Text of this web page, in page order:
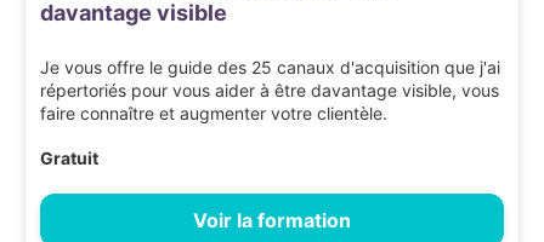
davantage visible
Je vous offre le guide des 25 canaux d'acquisition que j'ai
répertoriés pour vous aider à être davantage visible, vous
faire connaître et augmenter votre clientèle.
Gratuit
Voir la formation